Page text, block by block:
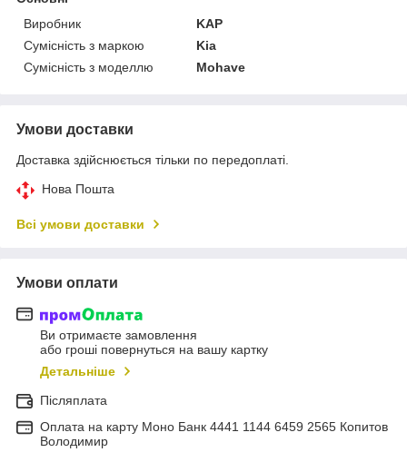
Виробник
KAP
Сумісність з маркою
Kia
Сумісність з моделлю
Mohave
Умови доставки
Доставка здійснюється тільки по передоплаті.
Нова Пошта
Всі умови доставки
Умови оплати
Ви отримаєте замовлення
або гроші повернуться на вашу картку
Детальніше
Післяплата
Оплата на карту Моно Банк 4441 1144 6459 2565 Копитов
Володимир